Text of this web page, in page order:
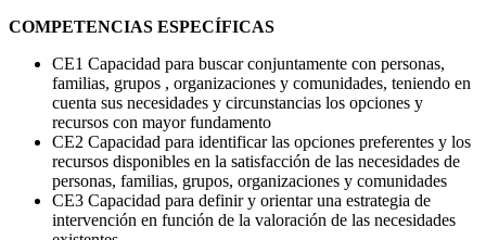
COMPETENCIAS ESPECÍFICAS
CE1 Capacidad para buscar conjuntamente con personas,
familias, grupos , organizaciones y comunidades, teniendo en
cuenta sus necesidades y circunstancias los opciones y
recursos con mayor fundamento
CE2 Capacidad para identificar las opciones preferentes y los
recursos disponibles en la satisfacción de las necesidades de
personas, familias, grupos, organizaciones y comunidades
CE3 Capacidad para definir y orientar una estrategia de
intervención en función de la valoración de las necesidades